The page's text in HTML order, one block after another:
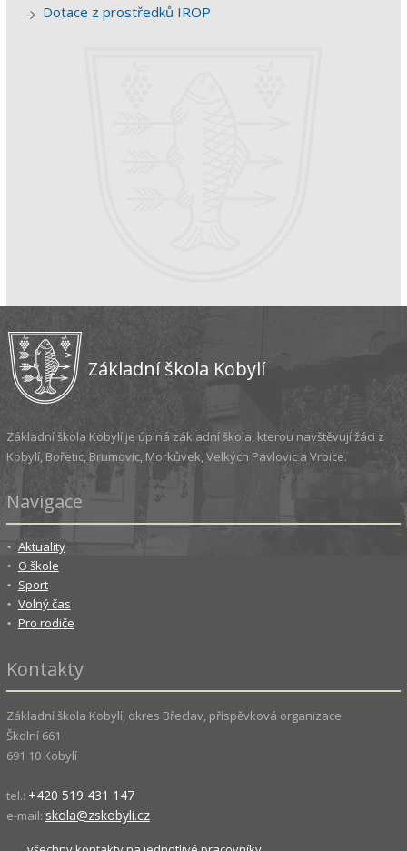
Dotace z prostředků IROP
Základní škola Kobylí
Základní škola Kobylí je úplná základní škola, kterou navštěvují žáci z
Kobylí, Bořetic, Brumovic, Morkůvek, Velkých Pavlovic a Vrbice.
Navigace
Aktuality
O škole
Sport
Volný čas
Pro rodiče
Kontakty
Základní škola Kobylí, okres Břeclav, příspěvková organizace
Školní 661
691 10 Kobylí
tel.: +420 519 431 147
e-mail: skola@zskobyli.cz